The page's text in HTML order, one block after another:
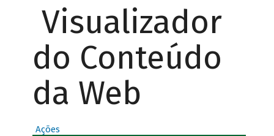
Visualizador
do Conteúdo
da Web
Ações